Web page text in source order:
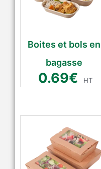
Boites et bols en
bagasse
0.69€ HT